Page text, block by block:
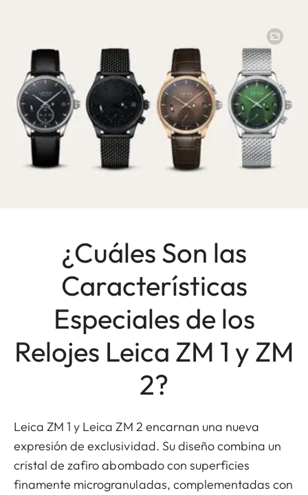
¿Cuáles Son las
Características
Especiales de los
Relojes Leica ZM 1 y ZM
2?
Leica ZM 1 y Leica ZM 2 encarnan una nueva
expresión de exclusividad. Su diseño combina un
cristal de zafiro abombado con superficies
finamente microgranuladas, complementadas con